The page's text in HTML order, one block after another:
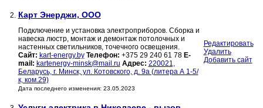
2. Карт Энерджи, ООО
Подключение и установка электроприборов. Сборка и
навеска люстр, монтаж и демонтаж потолочных и
настенных светильников, точечного освещения.
Сайт: kart-energy.by Телефон: +375 29 240 61 78 E-
mail: kartenergy-minsk@mail.ru Адрес: 220021,
Беларусь, г. Минск, ул. Котовского, д. 9а (литера А 1-5/
к, ком.29)
Дата последнего изменения: 23.05.2023
Редактировать
Удалить
Добавить сайт